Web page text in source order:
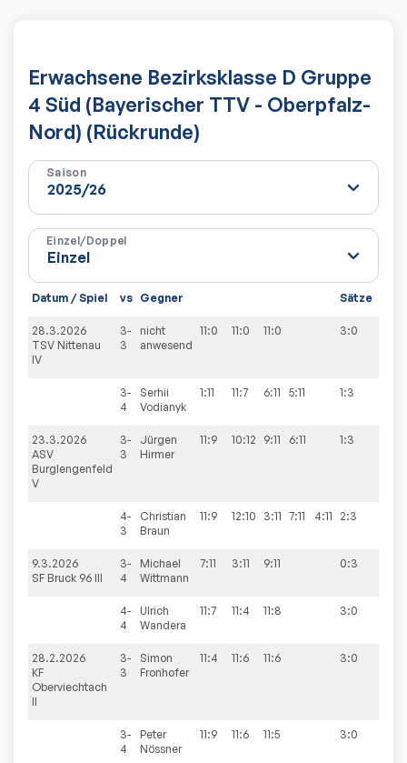
Erwachsene Bezirksklasse D Gruppe
4 Süd (Bayerischer TTV - Oberpfalz-
Nord) (Rückrunde)
Saison
Einzel/Doppel
Datum / Spiel vs Gegner Sätze
28.3.2026
TSV Nittenau
IV
3-
3
nicht
anwesend
11:0 11:0 11:0 3:0
3-
4
Serhii
Vodianyk
1:11 11:7 6:11 5:11 1:3
23.3.2026
ASV
Burglengenfeld
V
3-
3
Jürgen
Hirmer
11:9 10:12 9:11 6:11 1:3
4-
3
Christian
Braun
11:9 12:10 3:11 7:11 4:11 2:3
9.3.2026
SF Bruck 96 III
3-
4
Michael
Wittmann
7:11 3:11 9:11 0:3
4-
4
Ulrich
Wandera
11:7 11:4 11:8 3:0
28.2.2026
KF
Oberviechtach
II
3-
3
Simon
Fronhofer
11:4 11:6 11:6 3:0
3-
4
Peter
Nössner
11:9 11:6 11:5 3:0